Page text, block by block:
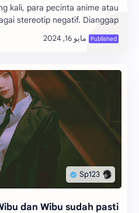
kali, para pecinta anime atau
stereotip negatif. Dianggap
aneh, anti-sosial, dan terobsesi d…
dan Wibu sudah pasti